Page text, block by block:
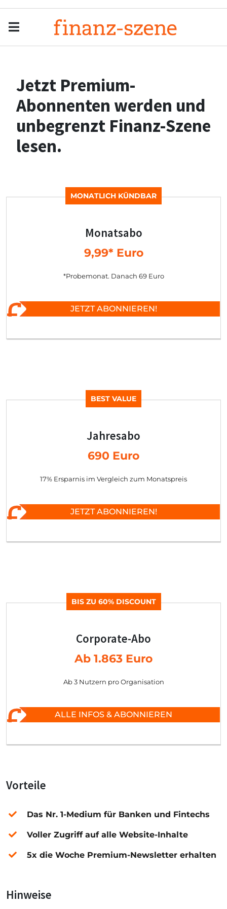
Jetzt Premium-
Abonnenten werden und
unbegrenzt Finanz-Szene
lesen.
MONATLICH KÜNDBAR
Monatsabo
9,99* Euro
*Probemonat. Danach 69 Euro
JETZT ABONNIEREN!
BEST VALUE
Jahresabo
690 Euro
17% Ersparnis im Vergleich zum Monatspreis
JETZT ABONNIEREN!
BIS ZU 60% DISCOUNT
Corporate-Abo
Ab 1.863 Euro
Ab 3 Nutzern pro Organisation
ALLE INFOS & ABONNIEREN
Vorteile
Das Nr. 1-Medium für Banken und Fintechs
Voller Zugriff auf alle Website-Inhalte
5x die Woche Premium-Newsletter erhalten
Hinweise